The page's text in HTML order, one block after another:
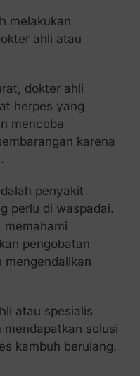
melakukan
ahli atau
dokter ahli
herpes yang
mencoba
karena
penyakit
perlu di waspadai.
memahami
pengobatan
mengendalikan
atau spesialis
solusi
kambuh berulang.